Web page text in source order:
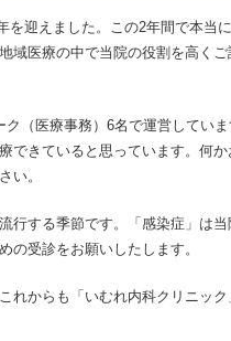
を迎えました。この2年間で本当
域医療の中で当院の役割を高く
（医療事務）6名で運営してい
できていると思っています。何
い。
行する季節です。「感染症」は
の受診をお願いしたします。
れからも「いむれ内科クリニック